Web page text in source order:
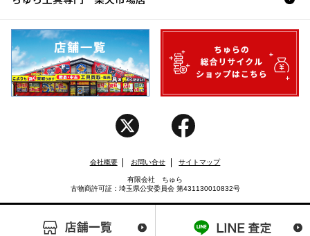
会社概要 お問い合せ サイトマップ
有限会社 ちゅら
古物商許可証：埼玉県公安委員会 第431130010832号